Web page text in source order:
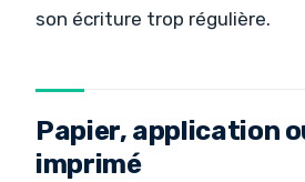
son écriture trop régulière.
Papier, application
imprimé